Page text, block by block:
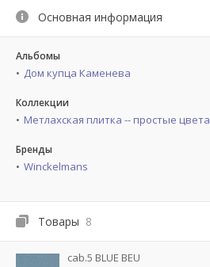
Основная информация
Альбомы
Дом купца Каменева
Коллекции
Метлахская плитка -- простые цвета
Бренды
Winckelmans
Товары 8
cab.5 BLUE BEU